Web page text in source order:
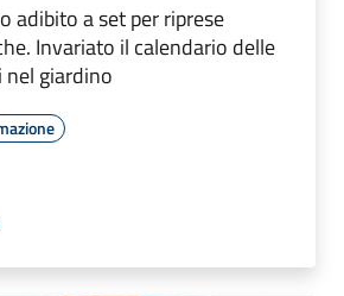
adibito a set per riprese
Invariato il calendario delle
giardino